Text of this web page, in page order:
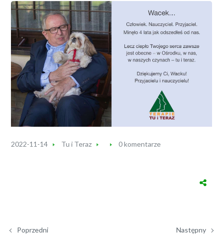
2022-11-14 Tu i Teraz 0 komentarze
Poprzedni Następny